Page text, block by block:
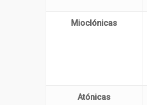
Mioclónicas
Atónicas